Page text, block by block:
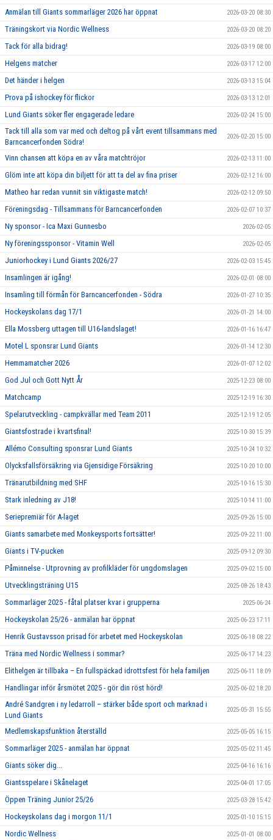
Anmälan till Giants sommarläger 2026 har öppnat 2026-03-20 08:30
Träningskort via Nordic Wellness 2026-03-20 08:20
Tack för alla bidrag! 2026-03-19 08:00
Helgens matcher 2026-03-17 12:00
Det händer i helgen 2026-03-13 15:04
Prova på ishockey för flickor 2026-03-13 12:01
Lund Giants söker fler engagerade ledare 2026-02-24 15:00
Tack till alla som var med och deltog på vårt event tillsammans med
Barncancerfonden Södra!
2026-02-20 15:00
Vinn chansen att köpa en av våra matchtröjor 2026-02-13 11:00
Glöm inte att köpa din biljett för att ta del av fina priser 2026-02-12 16:00
Matheo har redan vunnit sin viktigaste match! 2026-02-12 09:50
Föreningsdag - Tillsammans för Barncancerfonden 2026-02-07 10:37
Ny sponsor - Ica Maxi Gunnesbo 2026-02-05
Ny föreningssponsor - Vitamin Well 2026-02-05
Juniorhockey i Lund Giants 2026/27 2026-02-03 15:45
Insamlingen är igång! 2026-02-01 08:00
Insamling till förmån för Barncancerfonden - Södra 2026-01-27 10:35
Hockeyskolans dag 17/1 2026-01-21 14:00
Ella Mossberg uttagen till U16-landslaget! 2026-01-16 16:47
Motel L sponsrar Lund Giants 2026-01-14 12:30
Hemmamatcher 2026 2026-01-07 12:02
God Jul och Gott Nytt År 2025-12-23 08:00
Matchcamp 2025-12-19 16:30
Spelarutveckling - campkvällar med Team 2011 2025-12-19 12:05
Giantsfostrade i kvartsfinal! 2025-10-30 15:39
Allémo Consulting sponsrar Lund Giants 2025-10-24 10:32
Olycksfallsförsäkring via Gjensidige Försäkring 2025-10-20 10:00
Tränarutbildning med SHF 2025-10-16 15:30
Stark inledning av J18! 2025-10-14 11:00
Seriepremiär för A-laget 2025-09-26 15:00
Giants samarbete med Monkeysports fortsätter! 2025-09-22 11:00
Giants i TV-pucken 2025-09-12 09:30
Påminnelse - Utprovning av profilkläder för ungdomslagen 2025-09-02 15:00
Utvecklingsträning U15 2025-08-26 18:43
Sommarläger 2025 - fåtal platser kvar i grupperna 2025-06-24
Hockeyskolan 25/26 - anmälan har öppnat 2025-06-23 17:11
Henrik Gustavsson prisad för arbetet med Hockeyskolan 2025-06-18 08:22
Träna med Nordic Wellness i sommar? 2025-06-17 14:23
Elithelgen är tillbaka – En fullspäckad idrottsfest för hela familjen 2025-06-11 18:09
Handlingar inför årsmötet 2025 - gör din röst hörd! 2025-06-02 18:20
André Sandgren i ny ledarroll – stärker både sport och marknad i
Lund Giants
2025-05-31 15:55
Medlemskapsfunktion återställd 2025-05-05 16:15
Sommarläger 2025 - anmälan har öppnat 2025-05-02 11:45
Giants söker dig... 2025-04-16 16:16
Giantsspelare i Skånelaget 2025-04-01 17:05
Öppen Träning Junior 25/26 2025-03-28 15:42
Hockeyskolans dag i morgon 11/1 2025-01-10 15:15
Nordic Wellness 2025-01-01 08:00